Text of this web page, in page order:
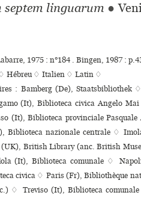
linguarum ●
1975 : n°184 . Bingen, 1987 :
Hébreu ♢ Italien ♢ Latin ♢
: Bamberg (De), Staatsbibliothek
(It), Biblioteca civica Angelo
(It), Biblioteca provinciale
Biblioteca nazio­nale cen­trale ♢
British Library (anc. British
(It), Biblioteca comunale ♢
civica ♢ Paris (Fr), Bibliothèque
♢ Treviso (It), Biblioteca